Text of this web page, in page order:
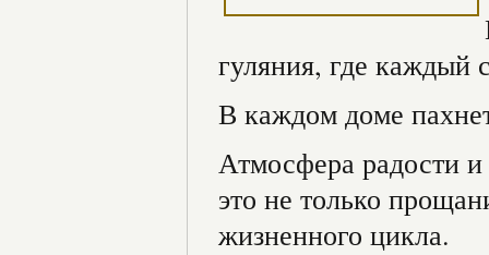
гуляния, где каждый
В каждом доме
Атмосфера радости
это не только
жизненного цикла.